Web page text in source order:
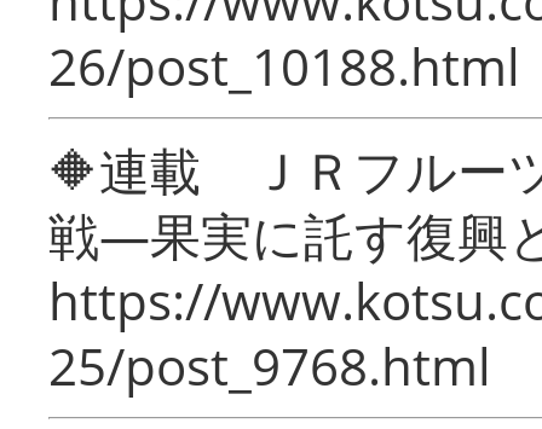
26/post_10188.html
🔶連載 ＪＲフルー
戦―果実に託す復興
https://
25/post_9768.html